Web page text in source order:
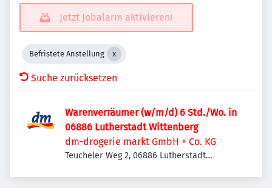
Jetzt Jobalarm aktivieren!
Befristete Anstellung
Suche zurücksetzen
Warenverräumer (w/m/d) 6 Std./Wo. in
06886 Lutherstadt Wittenberg
dm-drogerie markt GmbH + Co. KG
Teucheler Weg 2, 06886 Lutherstadt